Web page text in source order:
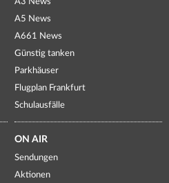
A3 News
A5 News
A661 News
Günstig tanken
Parkhäuser
Flugplan Frankfurt
Schulausfälle
ON AIR
Sendungen
Aktionen